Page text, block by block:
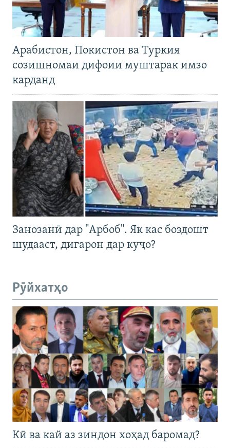
Арабистон, Покистон ва Туркия
созишномаи дифоии муштарак имзо
карданд
Занозанӣ дар "Арбоб". Як кас боздошт
шудааст, дигарон дар куҷо?
Рӯйхатҳо
Кӣ ва кай аз зиндон хоҳад баромад?